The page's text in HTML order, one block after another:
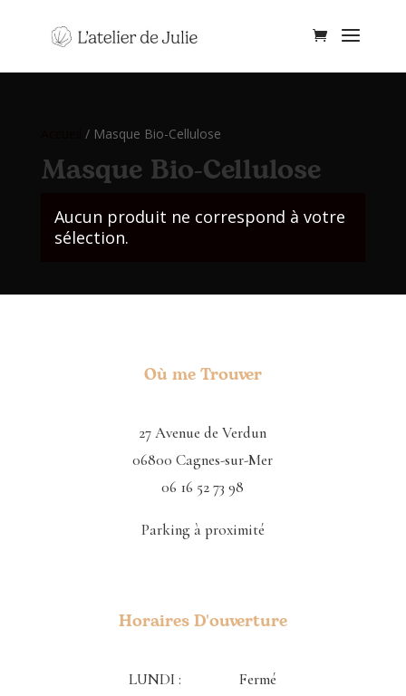
/ Masque Bio-Cellulose
Masque Bio-Cellulose
Aucun produit ne correspond à votre
sélection.
Où me Trouver
27 Avenue de Verdun
06800 Cagnes-sur-Mer
06 16 52 73 98
Parking à proximité
Horaires D'ouverture
LUNDI : Fermé